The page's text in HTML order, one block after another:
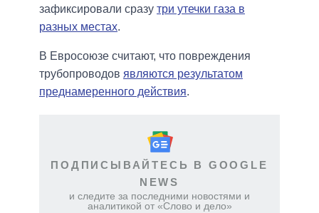
зафиксировали сразу три утечки газа в
разных местах.
В Евросоюзе считают, что повреждения
трубопроводов являются результатом
преднамеренного действия.
ПОДПИСЫВАЙТЕСЬ В GOOGLE
NEWS
и следите за последними новостями и
аналитикой от «Слово и дело»